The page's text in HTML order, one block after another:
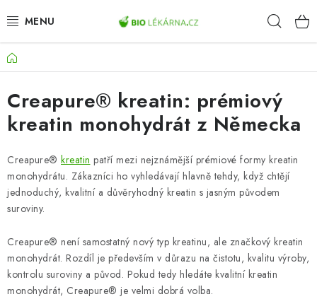
na
AKCE
DOPLŇKY STRAVY
PŘÍRODNÍ KOSMETIKA
SPORT
ZDRAVÉ POTRAVINY
PŘÍSTROJE
ZDRAVOTNÍ OKRUHY
Domů
Creapure® kreatin: prémiový
kreatin monohydrát z Německa
Creapure® kreatin patří mezi nejznámější prémiové formy kreatin
monohydrátu. Zákazníci ho vyhledávají hlavně tehdy, když chtějí
jednoduchý, kvalitní a důvěryhodný kreatin s jasným původem
suroviny.
Creapure® není samostatný nový typ kreatinu, ale značkový kreatin
monohydrát. Rozdíl je především v důrazu na čistotu, kvalitu výroby,
kontrolu suroviny a původ. Pokud tedy hledáte kvalitní kreatin
monohydrát, Creapure® je velmi dobrá volba.